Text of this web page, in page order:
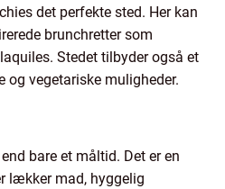
det perfekte sted. Her kan
brunchretter som
Stedet tilbyder også et
og vegetariske muligheder.
bare et måltid. Det er en
lækker mad, hyggelig